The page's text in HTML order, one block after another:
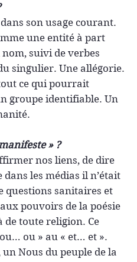
son usage courant.
une entité à part
suivi de verbes
singulier. Une allégorie.
ce qui pourrait
groupe identifiable. Un
» ?
nos liens, de dire
les médias il n’était
questions sanitaires et
pouvoirs de la poésie
de toute religion. Ce
ou » au « et… et ».
un Nous du peuple de la